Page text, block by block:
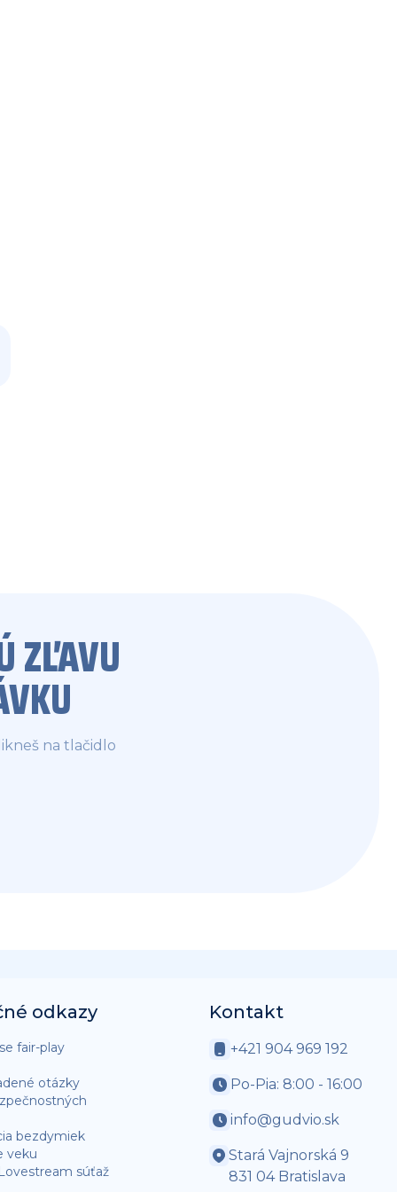
ZĽAVU
na tlačidlo
odkazy
fair-play
otázky
bezdymiek
veku
súťaž
Kontakt
+421 904 969 192
Po-Pia: 8:00 - 16:00
info@gudvio.sk
Stará Vajnorská 9
831 04 Bratislava